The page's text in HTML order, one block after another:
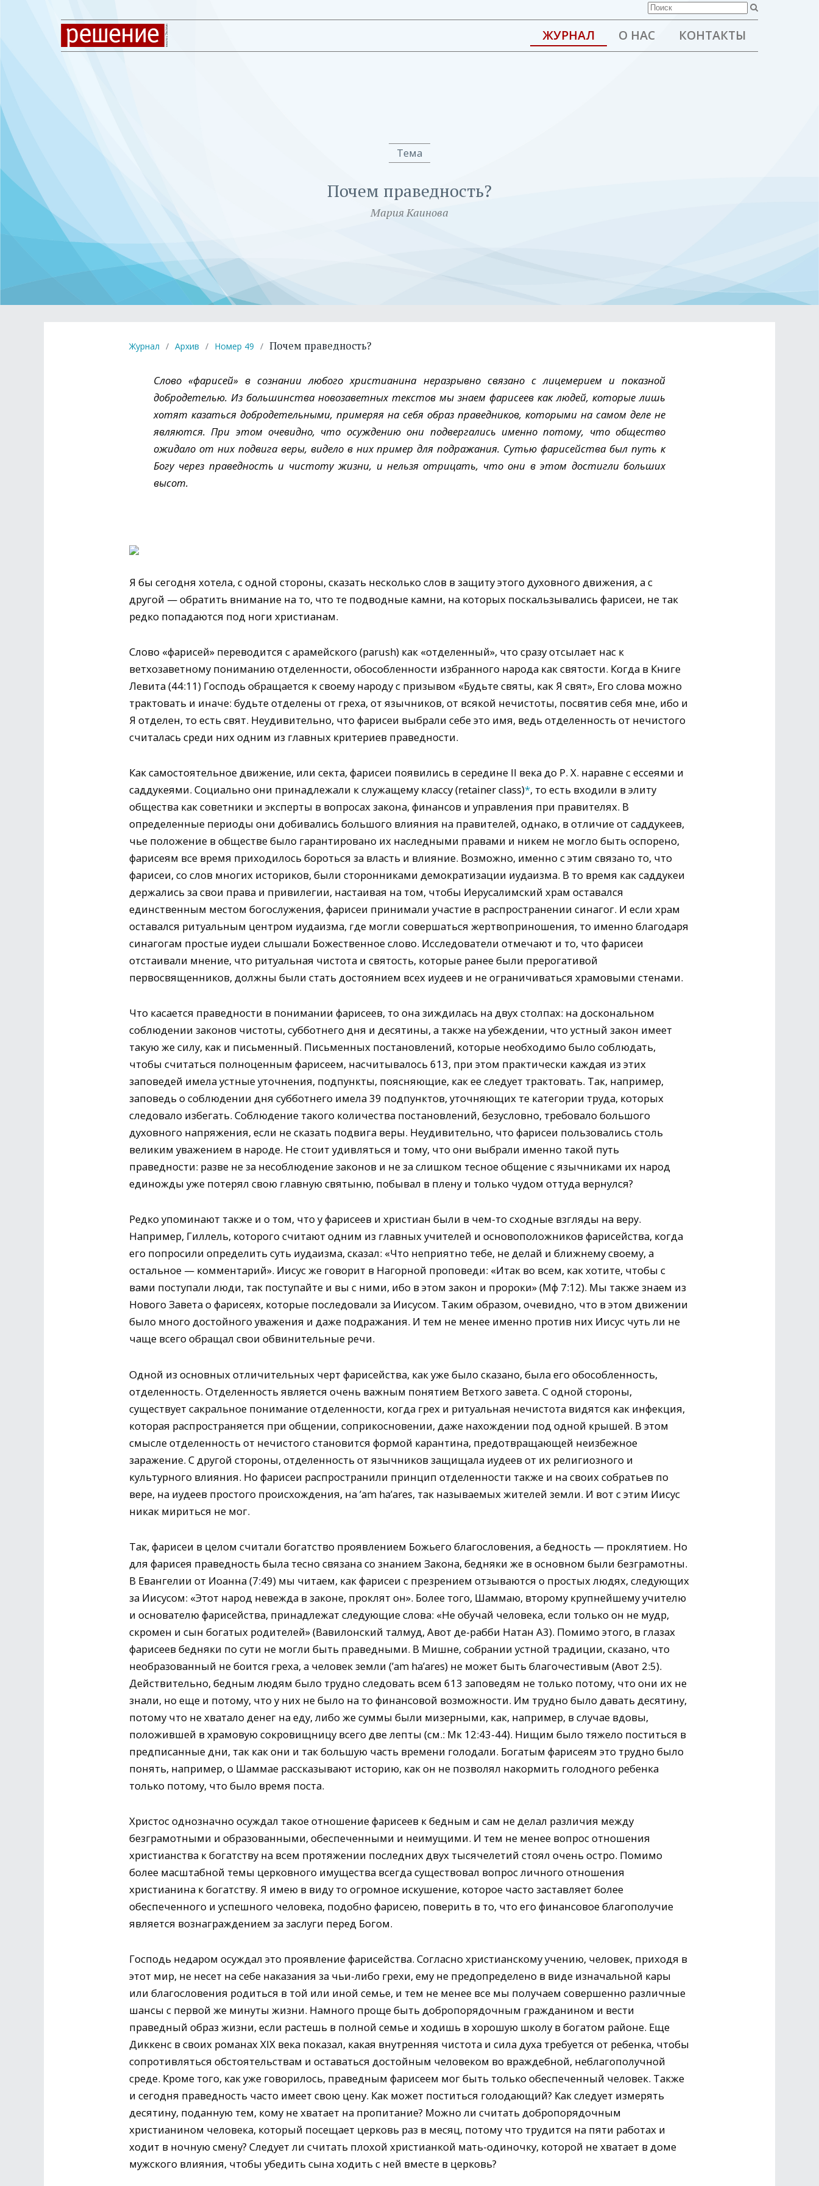
ЖУРНАЛ О НАС КОНТАКТЫ
Тема
Почем праведность?
Мария Каинова
Журнал / Архив / Номер 49 / Почем праведность?
Слово «фарисей» в сознании любого христианина неразрывно связано с лицемерием и показной
добродетелью. Из большинства новозаветных текстов мы знаем фарисеев как людей, которые лишь
хотят казаться добродетельными, примеряя на себя образ праведников, которыми на самом деле не
являются. При этом очевидно, что осуждению они подвергались именно потому, что общество
ожидало от них подвига веры, видело в них пример для подражания. Сутью фарисейства был путь к
Богу через праведность и чистоту жизни, и нельзя отрицать, что они в этом достигли больших
высот.
Я бы сегодня хотела, с одной стороны, сказать несколько слов в защиту этого духовного движения, а с
другой — обратить внимание на то, что те подводные камни, на которых поскальзывались фарисеи, не так
редко попадаются под ноги христианам.
Слово «фарисей» переводится с арамейского (parush) как «отделенный», что сразу отсылает нас к
ветхозаветному пониманию отделенности, обособленности избранного народа как святости. Когда в Книге
Левита (44:11) Господь обращается к своему народу с призывом «Будьте святы, как Я свят», Его слова можно
трактовать и иначе: будьте отделены от греха, от язычников, от всякой нечистоты, посвятив себя мне, ибо и
Я отделен, то есть свят. Неудивительно, что фарисеи выбрали себе это имя, ведь отделенность от нечистого
считалась среди них одним из главных критериев праведности.
Как самостоятельное движение, или секта, фарисеи появились в середине II века до Р. Х. наравне с ессеями и
саддукеями. Социально они принадлежали к служащему классу (retainer class)*, то есть входили в элиту
общества как советники и эксперты в вопросах закона, финансов и управления при правителях. В
определенные периоды они добивались большого влияния на правителей, однако, в отличие от саддукеев,
чье положение в обществе было гарантировано их наследными правами и никем не могло быть оспорено,
фарисеям все время приходилось бороться за власть и влияние. Возможно, именно с этим связано то, что
фарисеи, со слов многих историков, были сторонниками демократизации иудаизма. В то время как саддукеи
держались за свои права и привилегии, настаивая на том, чтобы Иерусалимский храм оставался
единственным местом богослужения, фарисеи принимали участие в распространении синагог. И если храм
оставался ритуальным центром иудаизма, где могли совершаться жертвоприношения, то именно благодаря
синагогам простые иудеи слышали Божественное слово. Исследователи отмечают и то, что фарисеи
отстаивали мнение, что ритуальная чистота и святость, которые ранее были прерогативой
первосвященников, должны были стать достоянием всех иудеев и не ограничиваться храмовыми стенами.
Что касается праведности в понимании фарисеев, то она зиждилась на двух столпах: на доскональном
соблюдении законов чистоты, субботнего дня и десятины, а также на убеждении, что устный закон имеет
такую же силу, как и письменный. Письменных постановлений, которые необходимо было соблюдать,
чтобы считаться полноценным фарисеем, насчитывалось 613, при этом практически каждая из этих
заповедей имела устные уточнения, подпункты, поясняющие, как ее следует трактовать. Так, например,
заповедь о соблюдении дня субботнего имела 39 подпунктов, уточняющих те категории труда, которых
следовало избегать. Соблюдение такого количества постановлений, безусловно, требовало большого
духовного напряжения, если не сказать подвига веры. Неудивительно, что фарисеи пользовались столь
великим уважением в народе. Не стоит удивляться и тому, что они выбрали именно такой путь
праведности: разве не за несоблюдение законов и не за слишком тесное общение с язычниками их народ
единожды уже потерял свою главную святыню, побывал в плену и только чудом оттуда вернулся?
Редко упоминают также и о том, что у фарисеев и христиан были в чем-то сходные взгляды на веру.
Например, Гиллель, которого считают одним из главных учителей и основоположников фарисейства, когда
его попросили определить суть иудаизма, сказал: «Что неприятно тебе, не делай и ближнему своему, а
остальное — комментарий». Иисус же говорит в Нагорной проповеди: «Итак во всем, как хотите, чтобы с
вами поступали люди, так поступайте и вы с ними, ибо в этом закон и пророки» (Мф 7:12). Мы также знаем из
Нового Завета о фарисеях, которые последовали за Иисусом. Таким образом, очевидно, что в этом движении
было много достойного уважения и даже подражания. И тем не менее именно против них Иисус чуть ли не
чаще всего обращал свои обвинительные речи.
Одной из основных отличительных черт фарисейства, как уже было сказано, была его обособленность,
отделенность. Отделенность является очень важным понятием Ветхого завета. С одной стороны,
существует сакральное понимание отделенности, когда грех и ритуальная нечистота видятся как инфекция,
которая распространяется при общении, соприкосновении, даже нахождении под одной крышей. В этом
смысле отделенность от нечистого становится формой карантина, предотвращающей неизбежное
заражение. С другой стороны, отделенность от язычников защищала иудеев от их религиозного и
культурного влияния. Но фарисеи распространили принцип отделенности также и на своих собратьев по
вере, на иудеев простого происхождения, на ’am ha’ares, так называемых жителей земли. И вот с этим Иисус
никак мириться не мог.
Так, фарисеи в целом считали богатство проявлением Божьего благословения, а бедность — проклятием. Но
для фарисея праведность была тесно связана со знанием Закона, бедняки же в основном были безграмотны.
В Евангелии от Иоанна (7:49) мы читаем, как фарисеи с презрением отзываются о простых людях, следующих
за Иисусом: «Этот народ невежда в законе, проклят он». Более того, Шаммаю, второму крупнейшему учителю
и основателю фарисейства, принадлежат следующие слова: «Не обучай человека, если только он не мудр,
скромен и сын богатых родителей» (Вавилонский талмуд, Авот де-рабби Натан А3). Помимо этого, в глазах
фарисеев бедняки по сути не могли быть праведными. В Мишне, собрании устной традиции, сказано, что
необразованный не боится греха, а человек земли (’am ha’ares) не может быть благочестивым (Авот 2:5).
Действительно, бедным людям было трудно следовать всем 613 заповедям не только потому, что они их не
знали, но еще и потому, что у них не было на то финансовой возможности. Им трудно было давать десятину,
потому что не хватало денег на еду, либо же суммы были мизерными, как, например, в случае вдовы,
положившей в храмовую сокровищницу всего две лепты (см.: Мк 12:43-44). Нищим было тяжело поститься в
предписанные дни, так как они и так большую часть времени голодали. Богатым фарисеям это трудно было
понять, например, о Шаммае рассказывают историю, как он не позволял накормить голодного ребенка
только потому, что было время поста.
Христос однозначно осуждал такое отношение фарисеев к бедным и сам не делал различия между
безграмотными и образованными, обеспеченными и неимущими. И тем не менее вопрос отношения
христианства к богатству на всем протяжении последних двух тысячелетий стоял очень остро. Помимо
более масштабной темы церковного имущества всегда существовал вопрос личного отношения
христианина к богатству. Я имею в виду то огромное искушение, которое часто заставляет более
обеспеченного и успешного человека, подобно фарисею, поверить в то, что его финансовое благополучие
является вознаграждением за заслуги перед Богом.
Господь недаром осуждал это проявление фарисейства. Согласно христианскому учению, человек, приходя в
этот мир, не несет на себе наказания за чьи-либо грехи, ему не предопределено в виде изначальной кары
или благословения родиться в той или иной семье, и тем не менее все мы получаем совершенно различные
шансы с первой же минуты жизни. Намного проще быть добропорядочным гражданином и вести
праведный образ жизни, если растешь в полной семье и ходишь в хорошую школу в богатом районе. Еще
Диккенс в своих романах XIX века показал, какая внутренняя чистота и сила духа требуется от ребенка, чтобы
сопротивляться обстоятельствам и оставаться достойным человеком во враждебной, неблагополучной
среде. Кроме того, как уже говорилось, праведным фарисеем мог быть только обеспеченный человек. Также
и сегодня праведность часто имеет свою цену. Как может поститься голодающий? Как следует измерять
десятину, поданную тем, кому не хватает на пропитание? Можно ли считать добропорядочным
христианином человека, который посещает церковь раз в месяц, потому что трудится на пяти работах и
ходит в ночную смену? Следует ли считать плохой христианкой мать-одиночку, которой не хватает в доме
мужского влияния, чтобы убедить сына ходить с ней вместе в церковь?